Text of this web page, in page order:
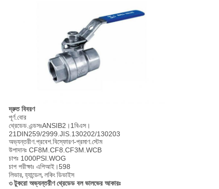
দ্রুত বিবরণ
পূর্ণ.বোর
থ্রেডেড.এন্ডসঃANSIB2।1বিএস।
21DIN259/2999.JIS.130202/130203
অভ্যন্তরীণ.প্রবেশ.বিস্ফোরণ-প্রমাণ.স্টেম
উপাদানঃ CF8M.CF8.CF3M.WCB
চাপঃ 1000PSI.WOG
চাপ পরীক্ষাঃ এপিআই।598
লিভার, হ্যান্ডেল, লকিং ডিভাইস
৩ টুকরো অভ্যন্তরীণ থ্রেডেড বল ভালভের আকারঃ